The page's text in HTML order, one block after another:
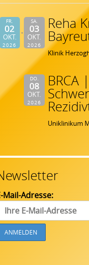
FR.
02
OKT.
2026
SA.
03
OKT.
2026
Reha
Klinik
DO.
08
OKT.
2026
BRCA |
Uniklinikum
Mail-Adresse: